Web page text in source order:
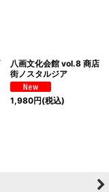
八画文化会館 vol.8 商店
街ノスタルジア
1,980円(税込)